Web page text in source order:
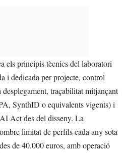
els principis tècnics del laboratori
i dedicada per projecte, control
traçabilitat mitjançant
SynthID o equivalents vigents) i
Act des del disseny. La
limitat de perfils cada any sota
de 40.000 euros, amb operació